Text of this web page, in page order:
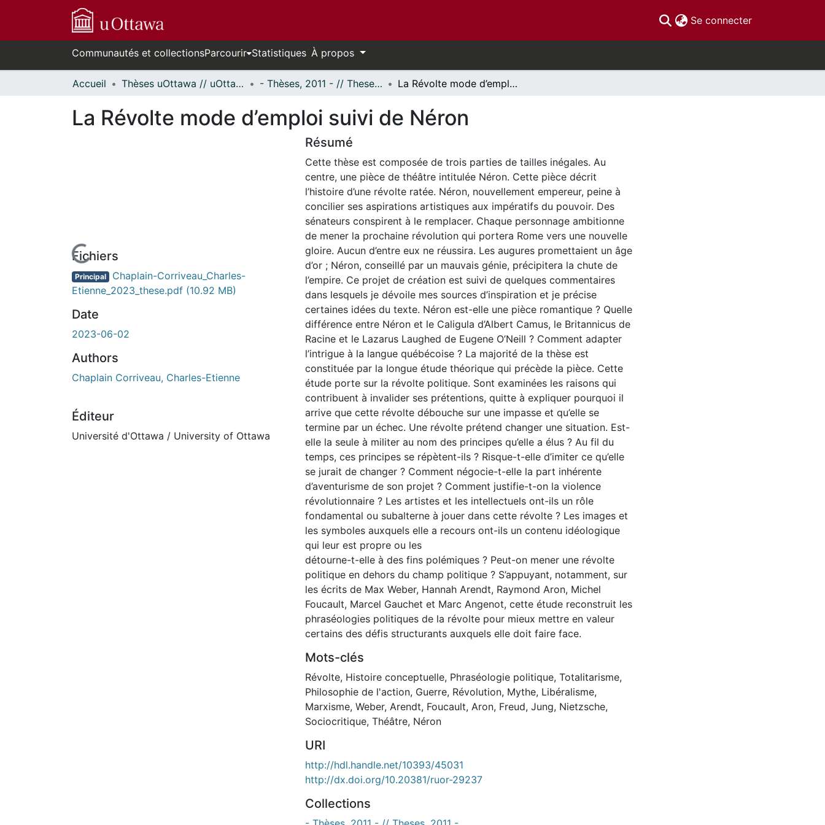
Se connecter(current)
Communautés et collectionsParcourir Statistiques À propos
Accueil Thèses uOttawa // uOttawa Theses - Thèses, 2011 - // Theses, 2011 - La Révolte mode d’emploi suivi de Néron
La Révolte mode d’emploi suivi de Néron
En cours de chargement...
Fichiers
Principal Chaplain-Corriveau_Charles-
Etienne_2023_these.pdf (10.92 MB)
Date
2023-06-02
Authors
Chaplain Corriveau, Charles-Etienne
Éditeur
Université d'Ottawa / University of Ottawa
Résumé
Cette thèse est composée de trois parties de tailles inégales. Au
centre, une pièce de théâtre intitulée Néron. Cette pièce décrit
l’histoire d’une révolte ratée. Néron, nouvellement empereur, peine à
concilier ses aspirations artistiques aux impératifs du pouvoir. Des
sénateurs conspirent à le remplacer. Chaque personnage ambitionne
de mener la prochaine révolution qui portera Rome vers une nouvelle
gloire. Aucun d’entre eux ne réussira. Les augures promettaient un âge
d’or ; Néron, conseillé par un mauvais génie, précipitera la chute de
l’empire. Ce projet de création est suivi de quelques commentaires
dans lesquels je dévoile mes sources d’inspiration et je précise
certaines idées du texte. Néron est-elle une pièce romantique ? Quelle
différence entre Néron et le Caligula d’Albert Camus, le Britannicus de
Racine et le Lazarus Laughed de Eugene O’Neill ? Comment adapter
l’intrigue à la langue québécoise ? La majorité de la thèse est
constituée par la longue étude théorique qui précède la pièce. Cette
étude porte sur la révolte politique. Sont examinées les raisons qui
contribuent à invalider ses prétentions, quitte à expliquer pourquoi il
arrive que cette révolte débouche sur une impasse et qu’elle se
termine par un échec. Une révolte prétend changer une situation. Est-
elle la seule à militer au nom des principes qu’elle a élus ? Au fil du
temps, ces principes se répètent-ils ? Risque-t-elle d’imiter ce qu’elle
se jurait de changer ? Comment négocie-t-elle la part inhérente
d’aventurisme de son projet ? Comment justifie-t-on la violence
révolutionnaire ? Les artistes et les intellectuels ont-ils un rôle
fondamental ou subalterne à jouer dans cette révolte ? Les images et
les symboles auxquels elle a recours ont-ils un contenu idéologique
qui leur est propre ou les
détourne-t-elle à des fins polémiques ? Peut-on mener une révolte
politique en dehors du champ politique ? S’appuyant, notamment, sur
les écrits de Max Weber, Hannah Arendt, Raymond Aron, Michel
Foucault, Marcel Gauchet et Marc Angenot, cette étude reconstruit les
phraséologies politiques de la révolte pour mieux mettre en valeur
certains des défis structurants auxquels elle doit faire face.
Mots-clés
Révolte, Histoire conceptuelle, Phraséologie politique, Totalitarisme,
Philosophie de l'action, Guerre, Révolution, Mythe, Libéralisme,
Marxisme, Weber, Arendt, Foucault, Aron, Freud, Jung, Nietzsche,
Sociocritique, Théâtre, Néron
URI
http://hdl.handle.net/10393/45031
http://dx.doi.org/10.20381/ruor-29237
Collections